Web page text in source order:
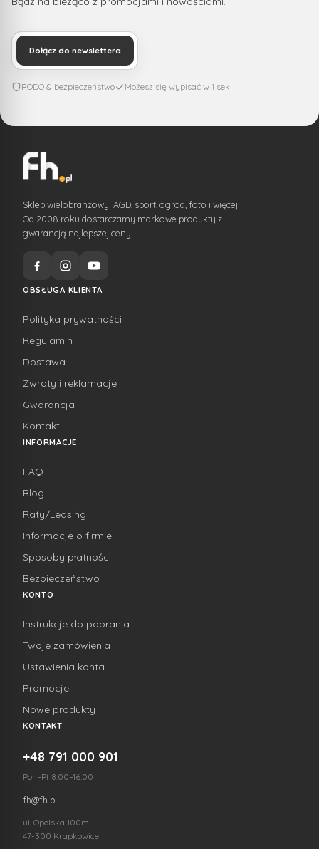
Dołącz do newslettera
RODO & bezpieczeństwo Możesz się wypisać w 1 sek
Sklep wielobranżowy. AGD, sport, ogród, foto i więcej.
Od 2008 roku dostarczamy markowe produkty z
gwarancją najlepszej ceny.
OBSŁUGA KLIENTA
Polityka prywatności
Regulamin
Dostawa
Zwroty i reklamacje
Gwarancja
Kontakt
INFORMACJE
FAQ
Blog
Raty/Leasing
Informacje o firmie
Sposoby płatności
Bezpieczeństwo
KONTO
Instrukcje do pobrania
Twoje zamówienia
Ustawienia konta
Promocje
Nowe produkty
KONTAKT
+48 791 000 901
Pon–Pt 8:00–16:00
fh@fh.pl
ul. Opolska 100m
47-300 Krapkowice